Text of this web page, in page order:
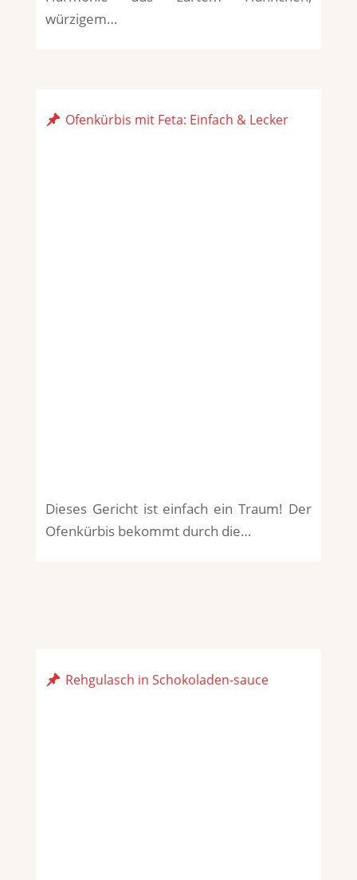
würzigem…
Ofenkürbis mit Feta: Einfach & Lecker
Dieses Gericht ist einfach ein Traum! Der
Ofenkürbis bekommt durch die…
Rehgulasch in Schokoladen-sauce